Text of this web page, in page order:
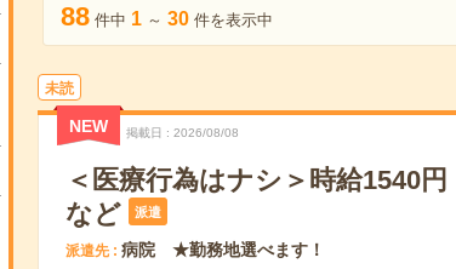
88 件中 1 ～ 30 件を表示中
未読
NEW 掲載日 2026/08/08
＜医療行為はナシ＞時給1540
など
派遣
派遣先 病院 ★勤務地選べます！